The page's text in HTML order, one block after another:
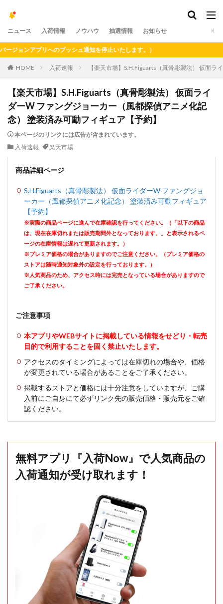
ニュース 入荷情報 ノウハウ 抽選情報 お知らせ
アプリへのプッシュ通知を停止いたします。）
HOME 入荷速報 【楽天市場】S.H.Figuarts（真骨彫製法） 仮面
【楽天市場】S.H.Figuarts（真骨彫製法） 仮面ライ
ダーW ファングジョーカー（風都探偵アニメ化記
念） 塗装済み可動フィギュア【予約】
本ページのリンクには広告が含まれています。
入荷速報
楽天市場
商品詳細ページ
S.H.Figuarts（真骨彫製法） 仮面ライダーW ファングジョ
ーカー（風都探偵アニメ化記念） 塗装済み可動フィギュア
【予約】
※実際の商品ページに進んで在庫確認を行ってください。（「以下の商品
は、現在在庫切れまたは販売期間外となっております。」と表示されるペ
ージの在庫情報は遅れて更新されます。）
※プレミア価格の場合がありますのでご注意ください。（プレミア価格の
ストアは随時通知対象外の設定を行っております。）
※人気商品のため、アクセス時には完売となっている場合がありますので
ご了承ください。
ご注意事項
本アプリやWEBサイトに掲載している情報をせどり・転売
目的で利用することを固く禁止いたします。
アクセスのタイミングによっては在庫切れの場合や、価格
が変更されている場合があることをご了承ください。
掲載するストアと価格には十分注意をしていますが、ご購
入前にご自身にて必ずリンク先の販売価格・販売元をご確
認ください。
無料アプリ『入荷Now』で人気商品の
入荷通知が受け取れます！